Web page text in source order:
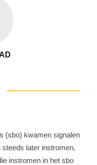
(sbo) kwamen signalen
steeds later instromen,
instromen in het sbo